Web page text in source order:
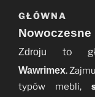
GŁÓWNA
Zdrojuto
Wawrimex.
typów mebli,